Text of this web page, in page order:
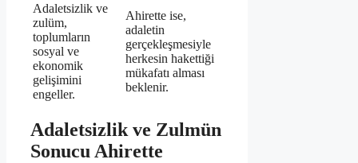
Adaletsizlik ve
zulüm,
toplumların
sosyal ve
ekonomik
gelişimini
engeller.
Ahirette ise,
adaletin
gerçekleşmesiyle
herkesin hakettiği
mükafatı alması
beklenir.
Adaletsizlik ve Zulmün
Sonucu Ahirette